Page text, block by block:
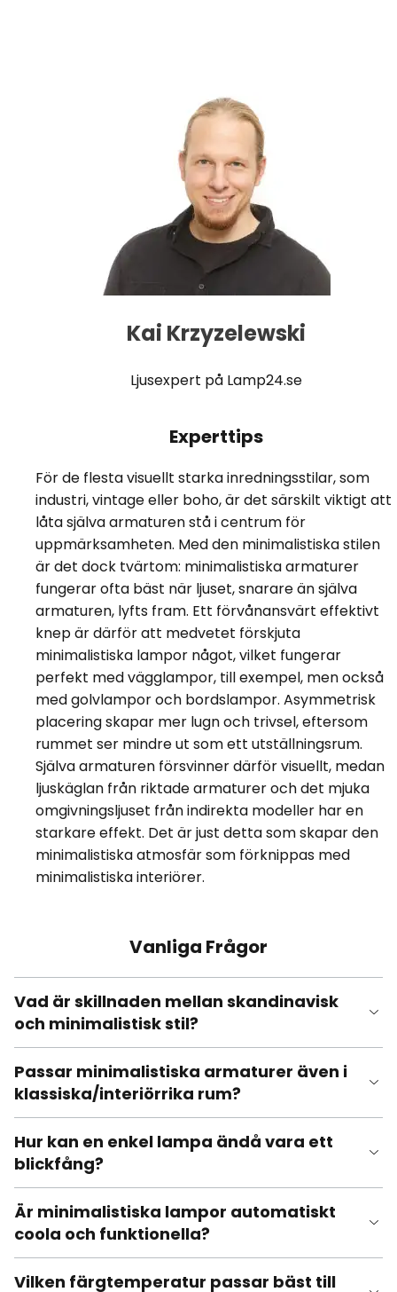
Kai Krzyzelewski
Ljusexpert på Lamp24.se
Experttips
För de flesta visuellt starka inredningsstilar, som
industri, vintage eller boho, är det särskilt viktigt att
låta själva armaturen stå i centrum för
uppmärksamheten. Med den minimalistiska stilen
är det dock tvärtom: minimalistiska armaturer
fungerar ofta bäst när ljuset, snarare än själva
armaturen, lyfts fram. Ett förvånansvärt effektivt
knep är därför att medvetet förskjuta
minimalistiska lampor något, vilket fungerar
perfekt med vägglampor, till exempel, men också
med golvlampor och bordslampor. Asymmetrisk
placering skapar mer lugn och trivsel, eftersom
rummet ser mindre ut som ett utställningsrum.
Själva armaturen försvinner därför visuellt, medan
ljuskäglan från riktade armaturer och det mjuka
omgivningsljuset från indirekta modeller har en
starkare effekt. Det är just detta som skapar den
minimalistiska atmosfär som förknippas med
minimalistiska interiörer.
Vanliga Frågor
Vad är skillnaden mellan skandinavisk
och minimalistisk stil?
Passar minimalistiska armaturer även i
klassiska/interiörrika rum?
Hur kan en enkel lampa ändå vara ett
blickfång?
Är minimalistiska lampor automatiskt
coola och funktionella?
Vilken färgtemperatur passar bäst till